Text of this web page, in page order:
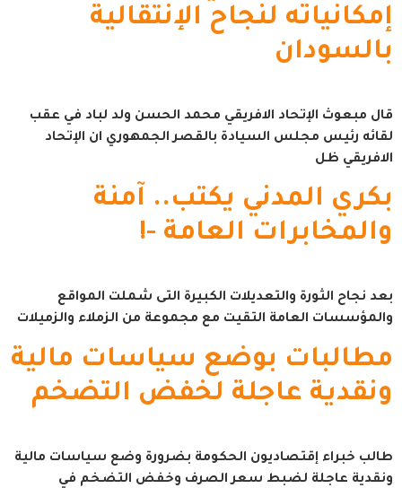
إمكانياته لنجاح الإنتقالية
بالسودان
قال مبعوث الإتحاد الافريقي محمد الحسن ولد لباد في عقب
لقائه رئيس مجلس السيادة بالقصر الجمهوري ان الإتحاد
الافريقي ظل
بكري المدني يكتب.. آمنة
والمخابرات العامة -!
بعد نجاح الثورة والتعديلات الكبيرة التى شملت المواقع
والمؤسسات العامة التقيت مع مجموعة من الزملاء والزميلات
مطالبات بوضع سياسات مالية
ونقدية عاجلة لخفض التضخم
طالب خبراء إقتصاديون الحكومة بضرورة وضع سياسات مالية
ونقدية عاجلة لضبط سعر الصرف وخفض التضخم في